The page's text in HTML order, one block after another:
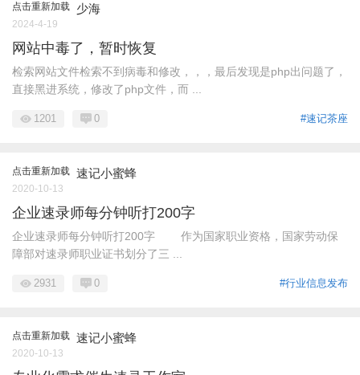
点击重新加载 少海
2024-4-19
网站中毒了，暂时恢复
检索网站文件检索不到病毒和修改，，，最后发现是php出问题了，
直接黑进系统，修改了php文件，而 ...
#速记茶座
1201 0
点击重新加载 速记小蜜蜂
2020-10-13
企业速录师每分钟听打200字
企业速录师每分钟听打200字 作为国家职业资格，国家劳动保
障部对速录师职业证书划分了三 ...
#行业信息发布
2931 0
点击重新加载 速记小蜜蜂
2020-10-13